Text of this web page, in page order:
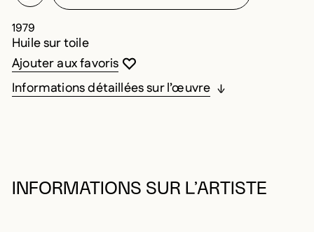
1979
Huile sur toile
Vous devez être connecté pour ajouter
Fermer la modale
Ouvrir la modale
Ajouter aux favoris
Informations détaillées sur l’œuvre
INFORMATIONS SUR L’ARTISTE